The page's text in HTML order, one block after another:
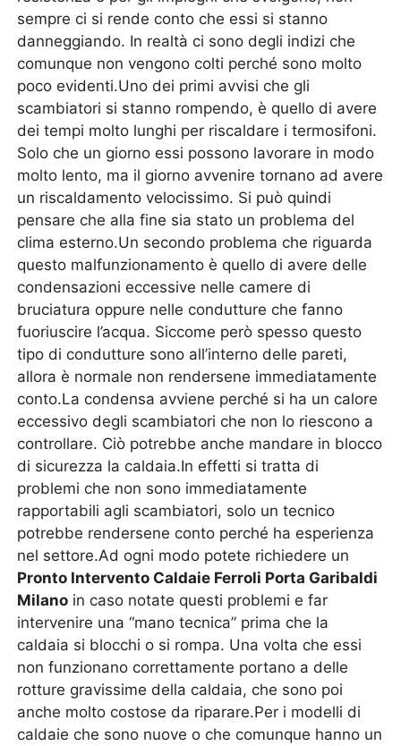
sempre ci si rende conto che essi si stanno
danneggiando. In realtà ci sono degli indizi che
comunque non vengono colti perché sono molto
poco evidenti.Uno dei primi avvisi che gli
scambiatori si stanno rompendo, è quello di avere
dei tempi molto lunghi per riscaldare i termosifoni.
Solo che un giorno essi possono lavorare in modo
molto lento, ma il giorno avvenire tornano ad avere
un riscaldamento velocissimo. Si può quindi
pensare che alla fine sia stato un problema del
clima esterno.Un secondo problema che riguarda
questo malfunzionamento è quello di avere delle
condensazioni eccessive nelle camere di
bruciatura oppure nelle condutture che fanno
fuoriuscire l’acqua. Siccome però spesso questo
tipo di condutture sono all’interno delle pareti,
allora è normale non rendersene immediatamente
conto.La condensa avviene perché si ha un calore
eccessivo degli scambiatori che non lo riescono a
controllare. Ciò potrebbe anche mandare in blocco
di sicurezza la caldaia.In effetti si tratta di
problemi che non sono immediatamente
rapportabili agli scambiatori, solo un tecnico
potrebbe rendersene conto perché ha esperienza
nel settore.Ad ogni modo potete richiedere un
Pronto Intervento Caldaie Ferroli Porta Garibaldi
Milano in caso notate questi problemi e far
intervenire una “mano tecnica” prima che la
caldaia si blocchi o si rompa. Una volta che essi
non funzionano correttamente portano a delle
rotture gravissime della caldaia, che sono poi
anche molto costose da riparare.Per i modelli di
caldaie che sono nuove o che comunque hanno un